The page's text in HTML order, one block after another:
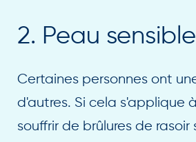
2. Peau sensible
Certaines personnes ont
d'autres. Si cela s'applique
souffrir de brûlures de